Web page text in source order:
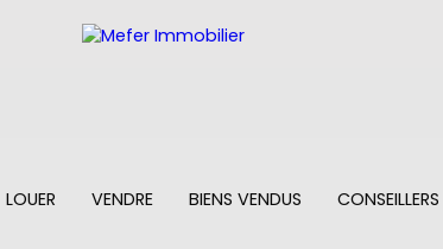
LOUER VENDRE BIENS VENDUS CONSEILLERS